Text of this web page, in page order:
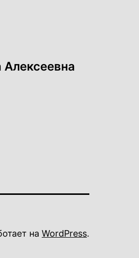
на WordPress.